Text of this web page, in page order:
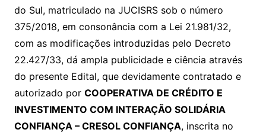
do Sul, matriculado na JUCISRS sob o número
375/2018, em consonância com a Lei 21.981/32,
com as modificações introduzidas pelo Decreto
22.427/33, dá ampla publicidade e ciência através
do presente Edital, que devidamente contratado e
autorizado por COOPERATIVA DE CRÉDITO E
INVESTIMENTO COM INTERAÇÃO SOLIDÁRIA
CONFIANÇA – CRESOL CONFIANÇA, inscrita no